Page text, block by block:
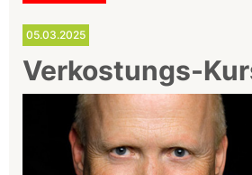
05.03.2025
Verkostungs-